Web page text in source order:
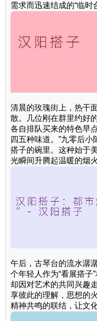
需求而迅速结成的“临时
清晨的玫瑰街上，热干
散。几位刚在群里约好
各自排队买来的特色早
四五种味道。”九零后
搭子的碗里。这种始于
光瞬间升腾起温暖的烟火
午后，古琴台的流水潺
个年轻人作为“看展搭子
却因对艺术的共同兴趣
享彼此的理解，思想的
精神共鸣的联结，让文